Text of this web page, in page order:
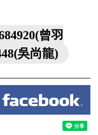
曾羽
吳尚龍)